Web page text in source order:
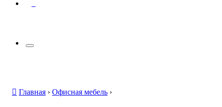
Главная › Офисная мебель ›